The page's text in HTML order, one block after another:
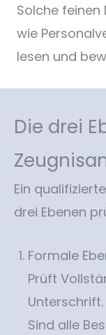
Solche
wie
lesen und
Die drei
Ein
drei Ebenen
Formale
Prüft
Unterschrift.
Sind alle